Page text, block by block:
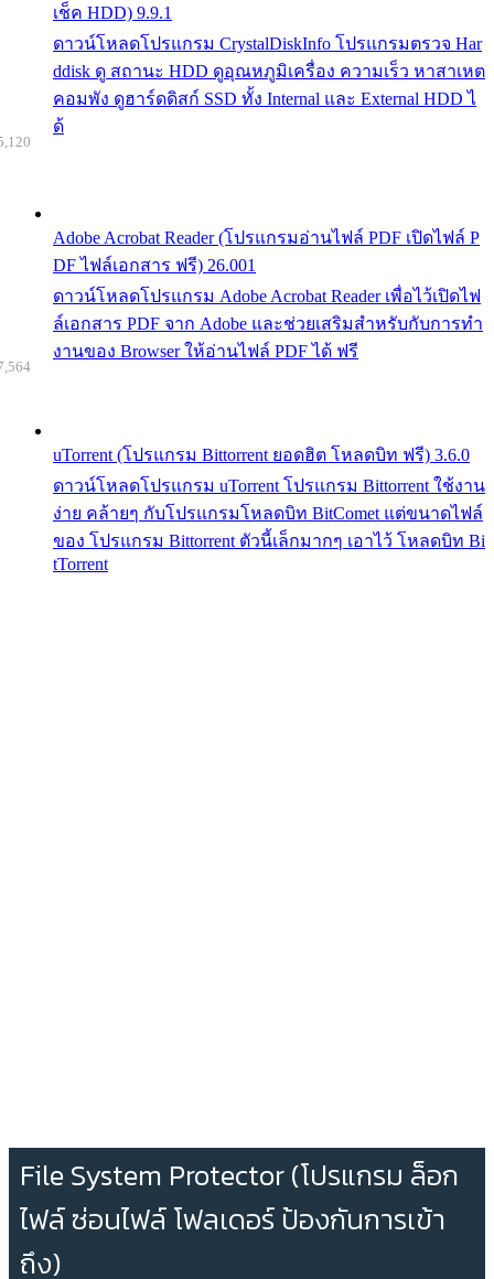
เช็ค HDD) 9.9.1
ดาวน์โหลดโปรแกรม CrystalDiskInfo โปรแกรมตรวจ Har
ddisk ดู สถานะ HDD ดูอุณหภูมิเครื่อง ความเร็ว หาสาเหต
คอมพัง ดูฮาร์ดดิสก์ SSD ทั้ง Internal และ External HDD ไ
ด้
Adobe Acrobat Reader (โปรแกรมอ่านไฟล์ PDF เปิดไฟล์ P
DF ไฟล์เอกสาร ฟรี) 26.001
ดาวน์โหลดโปรแกรม Adobe Acrobat Reader เพื่อไว้เปิดไฟ
ล์เอกสาร PDF จาก Adobe และช่วยเสริมสำหรับกับการทำ
งานของ Browser ให้อ่านไฟล์ PDF ได้ ฟรี
uTorrent (โปรแกรม Bittorrent ยอดฮิต โหลดบิท ฟรี) 3.6.0
ดาวน์โหลดโปรแกรม uTorrent โปรแกรม Bittorrent ใช้งาน
ง่าย คล้ายๆ กับโปรแกรมโหลดบิท BitComet แต่ขนาดไฟล์
ของ โปรแกรม Bittorrent ตัวนี้เล็กมากๆ เอาไว้ โหลดบิท Bi
tTorrent
File System Protector (โปรแกรม ล็อก
ไฟล์ ซ่อนไฟล์ โฟลเดอร์ ป้องกันการเข้า
ถึง)